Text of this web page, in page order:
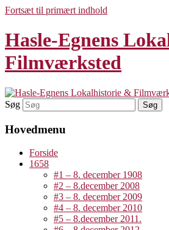
Fortsæt til primært indhold
Hasle-Egnens
Filmværksted
Søg
Hovedmenu
Forside
1658
#1 – 8. december 1908
#2 – 8.december 2008
#3 – 8. december 2009
#4 – 8. december 2010
#5 – 8.december 2011.